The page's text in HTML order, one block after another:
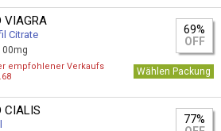
VIAGRA
Citrate
69%
OFF
empfohlener Verkaufs
Wählen Packung
CIALIS
77%